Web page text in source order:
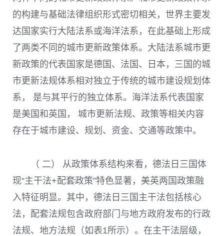
的构建与基础法律组织形式密切相关，世界主要发
达国家实行大陆法系或海洋法系，在此基础上形成
了两类不同的城市更新政策体系。大陆法系城市更
新政策的代表国家是德国、法国、日本，三国的城
市更新法规体系相对独立于传统的城市建设规划体
系， 是与其平行的独立体系。海洋法系代表国家
是美国和英国， 城市更新法规、政策等相关内容
存在于城市建设、规划、资金、交通等政策中。
（ 二） 从政策体系结构来看，德法日三国体
现“主干法+配套政策”特色显著，美英两国政策融
入特征明显。其中，德法日三国主干法包括核心
法，配套法规包含政府部门与地方政府发布的行政
法规、地方法规（如表1所示）。在主干法层级，